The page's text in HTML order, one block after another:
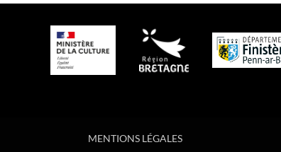
MENTIONS LÉGALES